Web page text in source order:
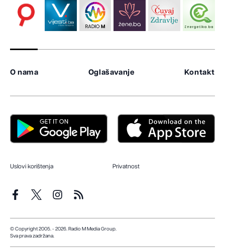
O nama Oglašavanje Kontakt
Uslovi korištenja Privatnost
© Copyright 2005. - 2026. Radio M Media Group.
Sva prava zadržana.